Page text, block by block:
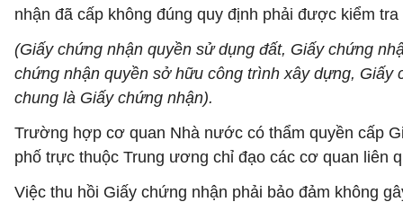
nhận đã cấp không đúng quy định phải được kiểm
(Giấy chứng nhận quyền sử dụng đất, Giấy chứng
chứng nhận quyền sở hữu công trình xây dựng,
chung là Giấy chứng nhận).
Trường hợp cơ quan Nhà nước có thẩm quyền cấp
phố trực thuộc Trung ương chỉ đạo các cơ quan liên
Việc thu hồi Giấy chứng nhận phải bảo đảm không